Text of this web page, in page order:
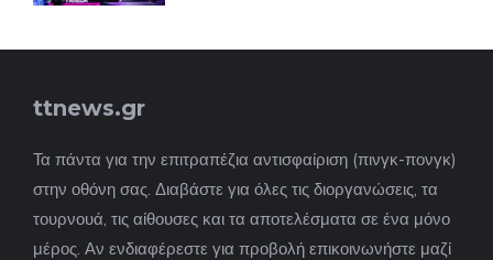
ttnews.gr
Τα πάντα για την επιτραπέζια αντισφαίριση (πινγκ-πονγκ)
στην οθόνη σας. Διαβάστε για όλες τις διοργανώσεις, τα
τουρνουά, τις αίθουσες και τα αποτελέσματα σε ένα μόνο
μέρος. Αν ενδιαφέρεστε για προβολή επικοινωνήστε μαζί